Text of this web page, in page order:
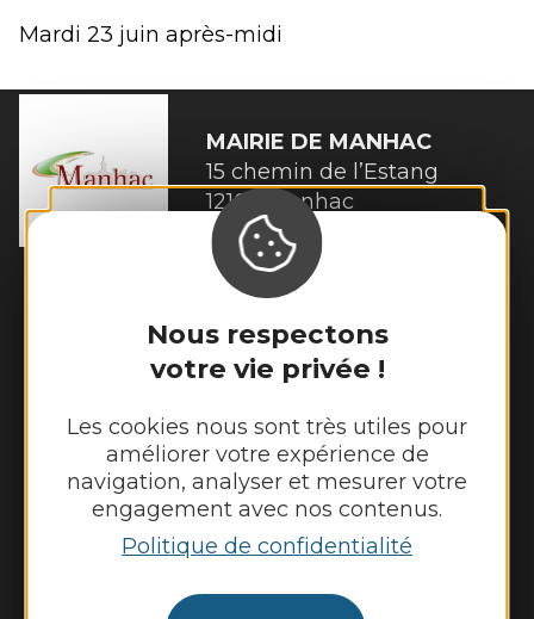
Nous respectons
votre vie privée !
Les cookies nous sont très utiles pour
améliorer votre expérience de
navigation, analyser et mesurer votre
engagement avec nos contenus.
Politique de confidentialité
Mardi 23 juin après-midi
MAIRIE DE MANHAC
15 chemin de l’Estang
12160 Manhac
Tél. :05 65 69 03 53
Horaires d'ouverture :
Jeudi et vendredi de 8h45 à 12h30
Nous contacter
Panneau pocket
Météo